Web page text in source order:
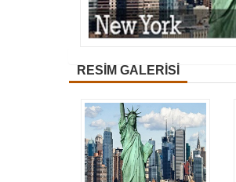
RESİM GALERİSİ